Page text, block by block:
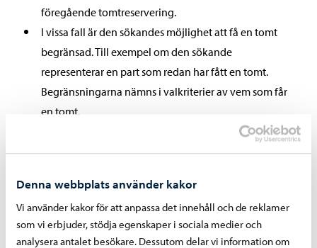
Denna webbplats använder kakor
Vi använder kakor för att anpassa det innehåll och de reklamer
som vi erbjuder, stödja egenskaper i sociala medier och
analysera antalet besökare. Dessutom delar vi information om
föregående tomtreservering.
I vissa fall är den sökandes möjlighet att få en tomt
begränsad. Till exempel om den sökande
representerar en part som redan har fått en tomt.
Begränsningarna nämns i valkriterier av vem som får
en tomt.
Egnahemstomter som har gemensamt servitut för
vägförbindelse överlåts på en gång till samma
Anbuden behandlas först, om ansökningstiden
samtidigt går ut både för tomter som säljs till fast pris
och tomter som säljs på basis av anbud.